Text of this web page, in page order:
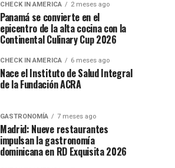
CHECK IN AMERICA 2 meses ago
Panamá se convierte en el
epicentro de la alta cocina con la
Continental Culinary Cup 2026
CHECK IN AMERICA 6 meses ago
Nace el Instituto de Salud Integral
de la Fundación ACRA
GASTRONOMÍA 7 meses ago
Madrid: Nueve restaurantes
impulsan la gastronomía
dominicana en RD Exquisita 2026